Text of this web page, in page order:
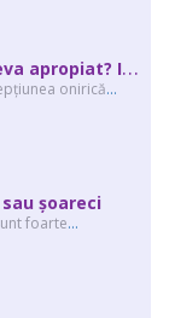
C
e înseamnă când visezi că moare cineva apropiat? Interpretarea visului în ...
onirică...
şoareci
foarte...